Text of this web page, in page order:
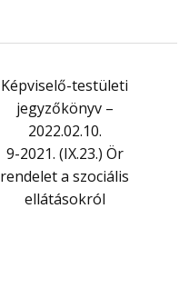
Képviselő-testületi
jegyzőkönyv –
2022.02.10.
9-2021. (IX.23.) Ör
rendelet a szociális
ellátásokról